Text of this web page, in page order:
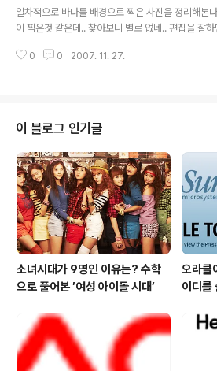
일차적으로 바다를 배경으로 찍은 사진을 정리해본
이 찍은것 같은데.. 찾아보니 별로 없네.. 편집을 잘하
사진 하나를 사이즈만 조정해서 배경화면 바꾼것..
0 0 2007. 11. 27.
이 블로그 인기글
소녀시대가 9명인 이유는? 수학
으로 풀어본 ′여성 아이돌 시대’
오라클
이디를